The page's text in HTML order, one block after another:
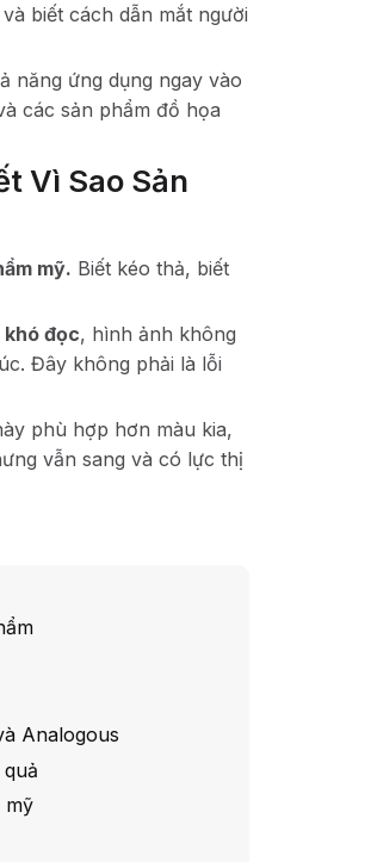
biết cách dẫn mắt người
năng ứng dụng ngay vào
các sản phẩm đồ họa
Vì Sao Sản
mỹ. Biết kéo thả, biết
đọc, hình ảnh không
Đây không phải là lỗi
phù hợp hơn màu kia,
vẫn sang và có lực thị
Analogous
mỹ